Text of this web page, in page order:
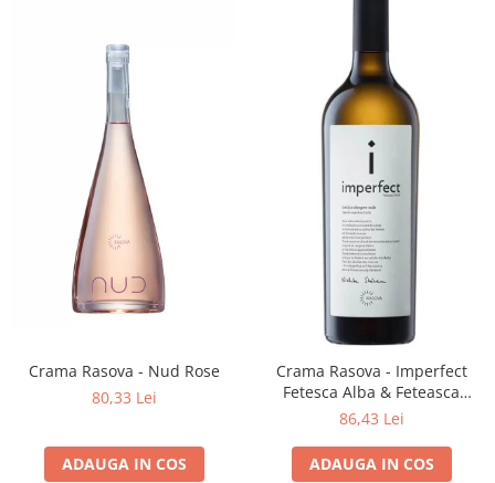
Crama Rasova - Nud Rose
80,33 Lei
ADAUGA IN COS
Crama Rasova - Imperfect
Fetesca Alba & Feteasca
Regala
86,43 Lei
ADAUGA IN COS